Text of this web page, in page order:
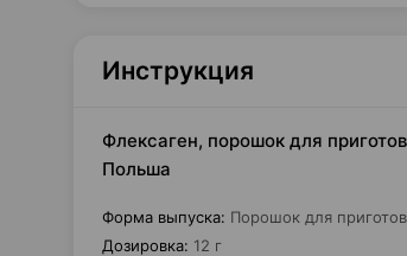
Инструкция
Флексаген, порошок для
Польша
Форма выпуска: Порошок для
Дозировка: 12 г